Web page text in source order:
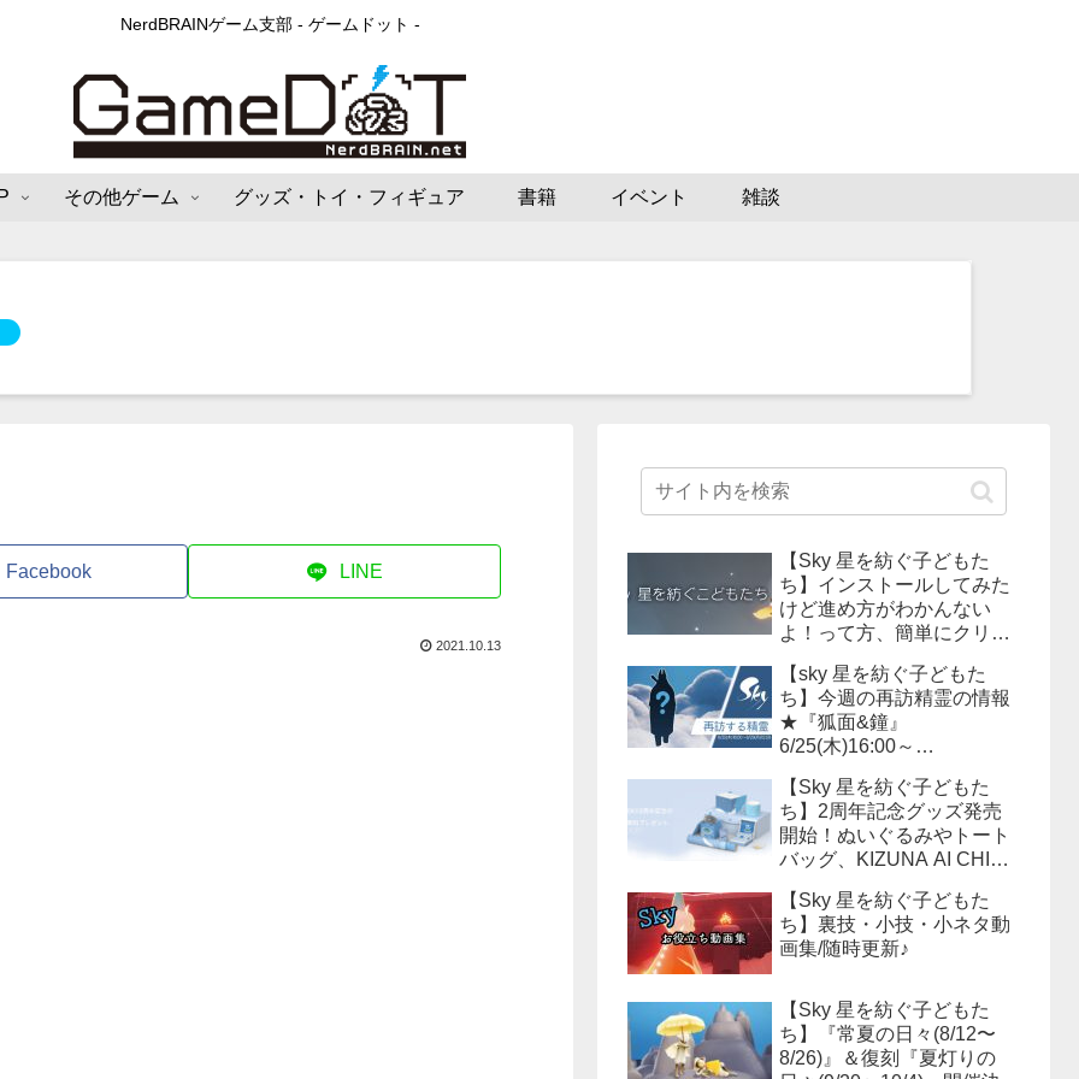
NerdBRAINゲーム支部 - ゲームドット -
その他ゲーム グッズ・トイ・フィギュア 書籍 イベント 雑談
Facebook LINE
2021.10.13
【Sky 星を紡ぐ子どもた
ち】インストールしてみた
けど進め方がわかんない
よ！って方、簡単にクリア
【sky 星を紡ぐ子どもた
ち】今週の再訪精霊の情報
★『狐面&鐘』
6/25(木)16:00～
キャンドル数は？？
【Sky 星を紡ぐ子どもた
ち】2周年記念グッズ発売
開始！ぬいぐるみやトート
バッグ、KIZUNA AI CHINA
れます！
【Sky 星を紡ぐ子どもた
ち】裏技・小技・小ネタ動
画集/随時更新♪
【Sky 星を紡ぐ子どもた
ち】『常夏の日々(8/12〜
8/26)』＆復刻『夏灯りの